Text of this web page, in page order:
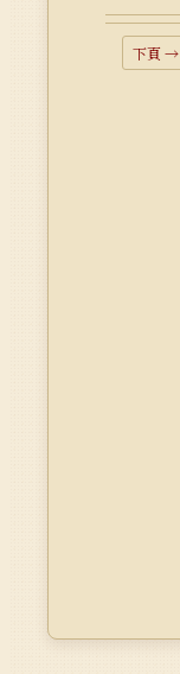
下頁 →